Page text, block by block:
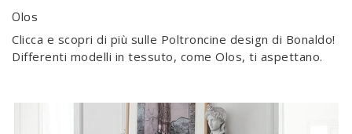
Olos
Clicca e scopri di più sulle Poltroncine design di Bonaldo!
Differenti modelli in tessuto, come Olos, ti aspettano.